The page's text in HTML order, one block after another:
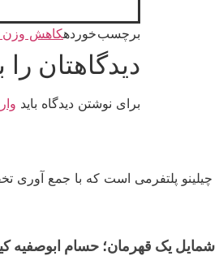
برچسب خوردهکاهش وزن
دیدگاهتان را
برای نوشتن دیدگاه باید
چیلینو پلتفرمی است که با جمع آوری
شمایل یک قهرمان؛ حسام ابوصفیه